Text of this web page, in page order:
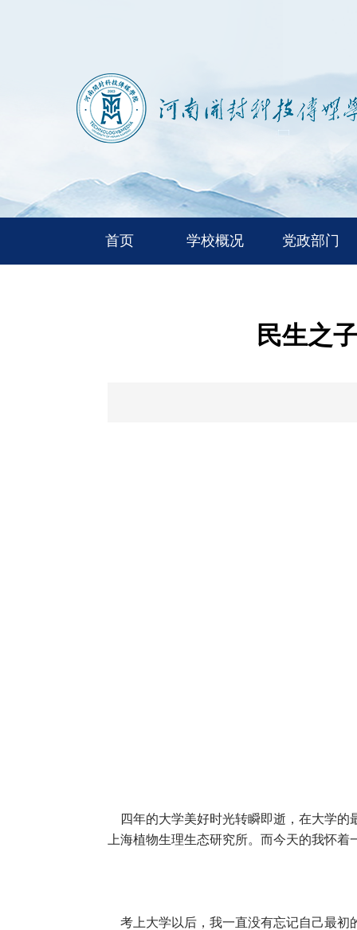
首页 学校概况 党政部门
民生之
四年的大学美好时光转瞬即逝，在大学的
上海植物生理生态研究所。而今天的我怀
考上大学以后，我一直没有忘记自己最初